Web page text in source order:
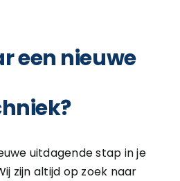
een nieuwe
uitdagende stap in je
zijn altijd op zoek naar